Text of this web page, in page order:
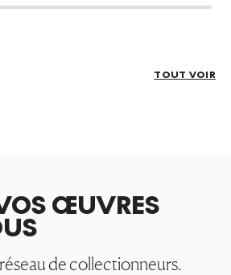
TOUT VOIR
ŒUVRES
de collectionneurs.